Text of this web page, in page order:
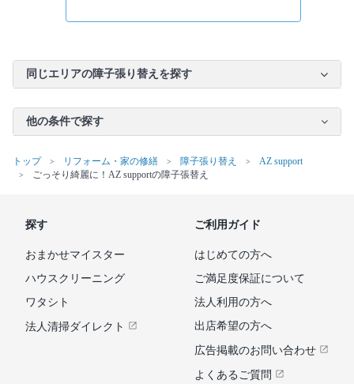
同じエリアの障子張り替えを探す
他の条件で探す
トップ リフォーム・家の修繕 障子張り替え
AZ support
ごっそり綺麗に！AZ supportの障子張替え
探す
おまかせマイスター
ハウスクリーニング
ワタシト
法人清掃ダイレクト
ご利用ガイド
はじめての方へ
ご満足度保証について
法人利用の方へ
出店希望の方へ
広告掲載のお問い合わせ
よくあるご質問